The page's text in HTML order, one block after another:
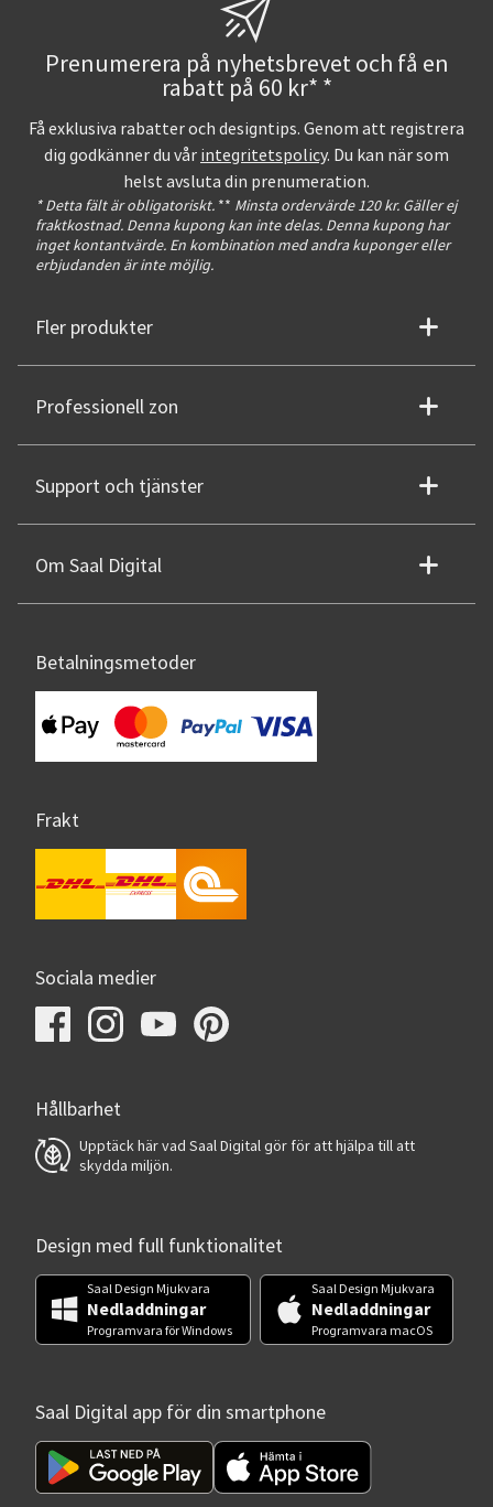
Prenumerera på nyhetsbrevet och få en
rabatt på 60 kr* *
Få exklusiva rabatter och designtips. Genom att registrera
dig godkänner du vår integritetspolicy. Du kan när som
helst avsluta din prenumeration.
* Detta fält är obligatoriskt. ** Minsta ordervärde 120 kr. Gäller ej
fraktkostnad. Denna kupong kan inte delas. Denna kupong har
inget kontantvärde. En kombination med andra kuponger eller
erbjudanden är inte möjlig.
Fler produkter
Professionell zon
Support och tjänster
Om Saal Digital
Betalningsmetoder
Frakt
Sociala medier
Hållbarhet
Upptäck här vad Saal Digital gör för att hjälpa till att
skydda miljön.
Design med full funktionalitet
Saal Design Mjukvara
Nedladdningar
Programvara för Windows
Saal Design Mjukvara
Nedladdningar
Programvara macOS
Saal Digital app för din smartphone